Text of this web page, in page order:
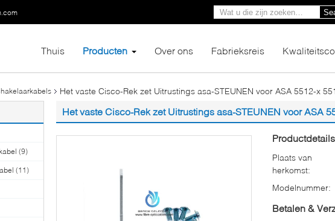
Thuis Producten Over ons Fabrieksreis
Het vaste Cisco-Rek zet Uitrustings asa-STEUNEN voor ASA 5512-x
(9)
(11)
Het vaste Cisco-Rek zet Uitrustings asa-STEUNEN voor ASA
Plaats van
herkomst:
Modelnummer:
Betalen &